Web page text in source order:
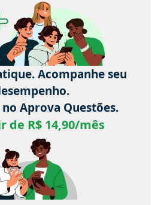
Acompanhe seu
Aprova Questões.
de R$ 14,90/mês